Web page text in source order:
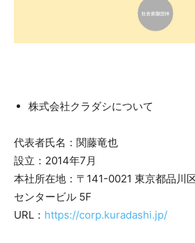
株式会社クラダシについて
代表者氏名：関藤竜也
設立：2014年7月
本社所在地：〒141-0021 東京都品川
センタービル 5F
URL： https://corp.kuradashi.jp/